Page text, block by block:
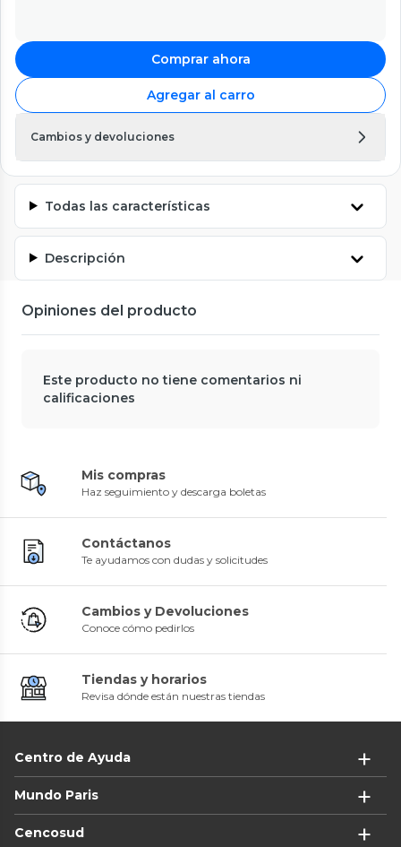
Comprar ahora
Agregar al carro
Cambios y devoluciones
Todas las características
Descripción
Opiniones del producto
Este producto no tiene comentarios ni
calificaciones
Mis compras
Haz seguimiento y descarga boletas
Contáctanos
Te ayudamos con dudas y solicitudes
Cambios y Devoluciones
Conoce cómo pedirlos
Tiendas y horarios
Revisa dónde están nuestras tiendas
Centro de Ayuda
Mundo Paris
Cencosud